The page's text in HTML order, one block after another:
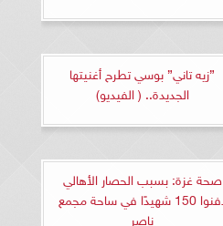
”زيه تاني” بوسي تطرح أغنيتها
الجديدة.. ( الفيديو)
صحة غزة: بسبب الحصار الأهالي
دفنوا 150 شهيدًا في ساحة مجمع
ناصر